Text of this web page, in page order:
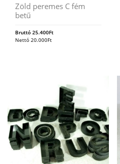
Zöld peremes C fém
betű
Bruttó 25.400Ft
Nettó 20.000Ft